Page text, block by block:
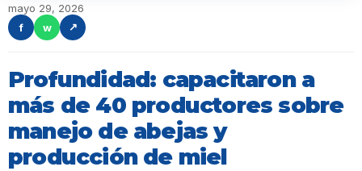
mayo 29, 2026
f
w ↗
Profundidad: capacitaron a
más de 40 productores sobre
manejo de abejas y
producción de miel